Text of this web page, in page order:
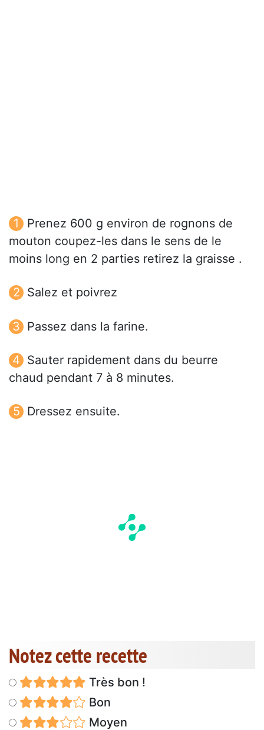
Prenez 600 g environ de rognons de
mouton coupez-les dans le sens de le
moins long en 2 parties retirez la graisse .
Salez et poivrez
Passez dans la farine.
Sauter rapidement dans du beurre
chaud pendant 7 à 8 minutes.
Dressez ensuite.
Notez cette recette
Très bon !
Bon
Moyen